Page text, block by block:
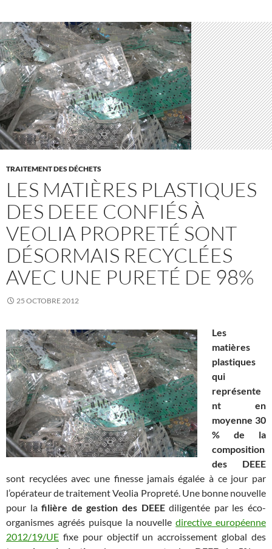
TRAITEMENT DES DÉCHETS
LES MATIÈRES PLASTIQUES
DES DEEE CONFIÉS À
VEOLIA PROPRETÉ SONT
DÉSORMAIS RECYCLÉES
AVEC UNE PURETÉ DE 98%
25 OCTOBRE 2012
Les
matières
plastiques
qui
représente
nt en
moyenne 30
% de la
composition
des DEEE
sont recyclées avec une finesse jamais égalée à ce jour par
l’opérateur de traitement Veolia Propreté. Une bonne nouvelle
pour lafilière de gestion des DEEEdiligentée par les éco-
organismes agréés puisque la nouvelledirective européenne
2012/19/UE fixe pour objectif un accroissement global des